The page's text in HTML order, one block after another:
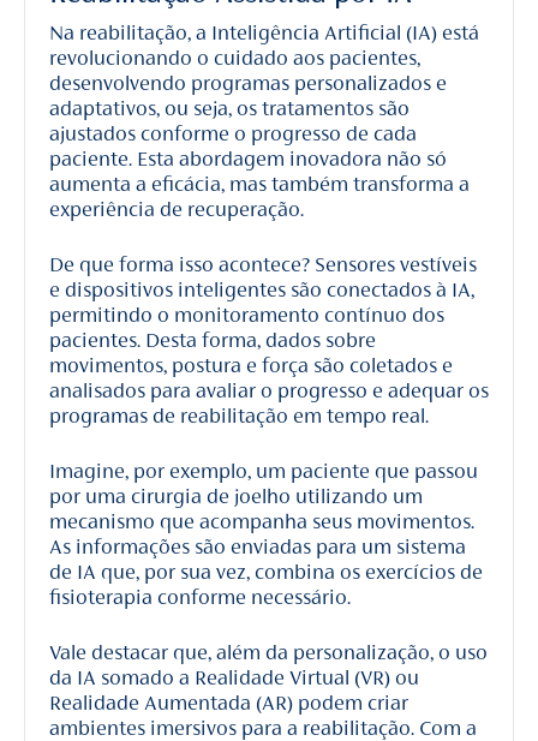
Na reabilitação, a Inteligência Artificial (IA) está
revolucionando o cuidado aos pacientes,
desenvolvendo programas personalizados e
adaptativos, ou seja, os tratamentos são
ajustados conforme o progresso de cada
paciente. Esta abordagem inovadora não só
aumenta a eficácia, mas também transforma a
experiência de recuperação.
De que forma isso acontece? Sensores vestíveis
e dispositivos inteligentes são conectados à IA,
permitindo o monitoramento contínuo dos
pacientes. Desta forma, dados sobre
movimentos, postura e força são coletados e
analisados para avaliar o progresso e adequar os
programas de reabilitação em tempo real.
Imagine, por exemplo, um paciente que passou
por uma cirurgia de joelho utilizando um
mecanismo que acompanha seus movimentos.
As informações são enviadas para um sistema
de IA que, por sua vez, combina os exercícios de
fisioterapia conforme necessário.
Vale destacar que, além da personalização, o uso
da IA somado a Realidade Virtual (VR) ou
Realidade Aumentada (AR) podem criar
ambientes imersivos para a reabilitação. Com a